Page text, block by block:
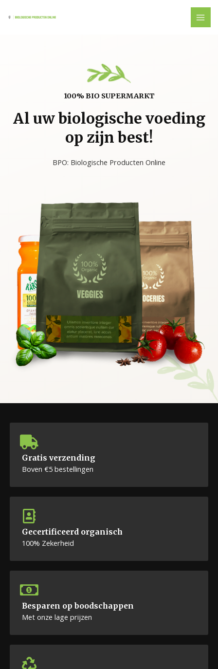
100% BIO SUPERMARKT
Al uw biologische voeding
op zijn best!
BPO: Biologische Producten Online
Gratis verzending
Boven €5 bestellingen
Gecertificeerd organisch
100% Zekerheid
Besparen op boodschappen
Met onze lage prijzen